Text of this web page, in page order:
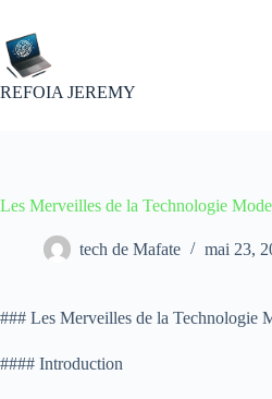
contenu
REFOIA JEREMY
Les Merveilles de la Technologie
tech de Mafate mai 23,
### Les Merveilles de la Technologie
#### Introduction